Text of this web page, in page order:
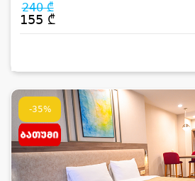
240 ₾
155 ₾
-35%